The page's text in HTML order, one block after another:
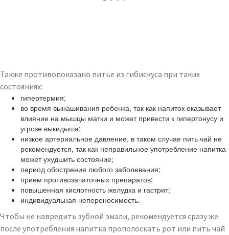
Также противопоказано питье из гибискуса при таких
состояниях:
гипертермия;
во время вынашивания ребенка, так как напиток оказывает
влияние на мышцы матки и может привести к гипертонусу и
угрозе выкидыша;
низкое артериальное давление, в таком случае пить чай не
рекомендуется, так как неправильное употребление напитка
может ухудшить состояние;
период обострения любого заболевания;
прием противозачаточных препаратов;
повышенная кислотность желудка и гастрит;
индивидуальная непереносимость.
Чтобы не навредить зубной эмали, рекомендуется сразу же
после употребления напитка прополоскать рот или пить чай